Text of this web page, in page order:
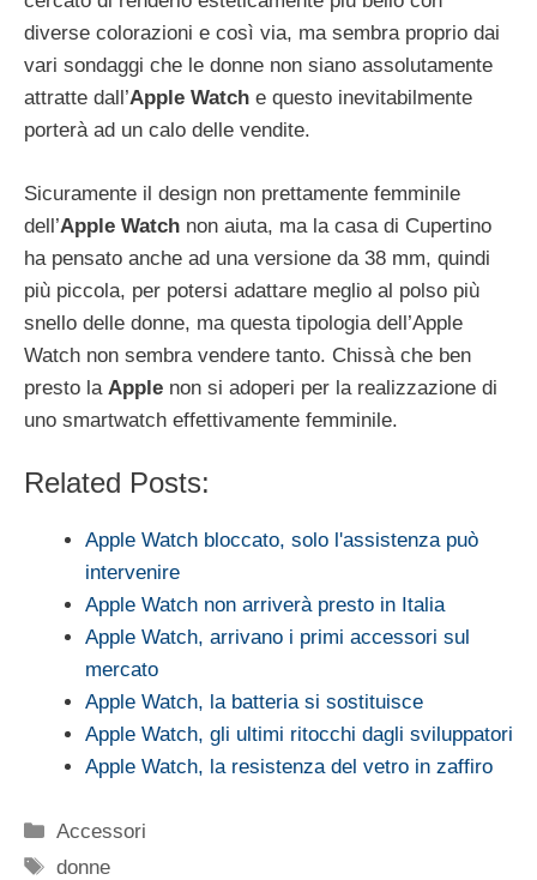
diverse colorazioni e così via, ma sembra proprio dai
vari sondaggi che le donne non siano assolutamente
attratte dall’Apple Watch e questo inevitabilmente
porterà ad un calo delle vendite.
Sicuramente il design non prettamente femminile
dell’Apple Watch non aiuta, ma la casa di Cupertino
ha pensato anche ad una versione da 38 mm, quindi
più piccola, per potersi adattare meglio al polso più
snello delle donne, ma questa tipologia dell’Apple
Watch non sembra vendere tanto. Chissà che ben
presto la Apple non si adoperi per la realizzazione di
uno smartwatch effettivamente femminile.
Related Posts:
Apple Watch bloccato, solo l'assistenza può
intervenire
Apple Watch non arriverà presto in Italia
Apple Watch, arrivano i primi accessori sul
mercato
Apple Watch, la batteria si sostituisce
Apple Watch, gli ultimi ritocchi dagli sviluppatori
Apple Watch, la resistenza del vetro in zaffiro
Categorie
Accessori
Tag
donne